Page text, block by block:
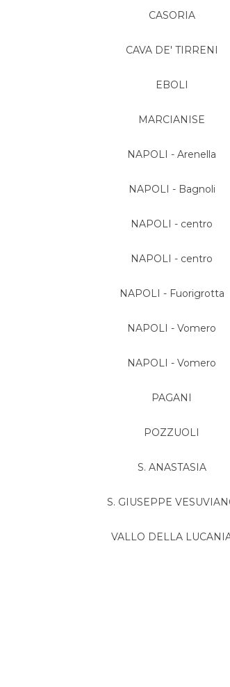
CASORIA
CAVA DE' TIRRENI
EBOLI
MARCIANISE
NAPOLI - Arenella
NAPOLI - Bagnoli
NAPOLI - centro
NAPOLI - centro
NAPOLI - Fuorigrotta
NAPOLI - Vomero
NAPOLI - Vomero
PAGANI
POZZUOLI
S. ANASTASIA
S. GIUSEPPE
VALLO DELLA